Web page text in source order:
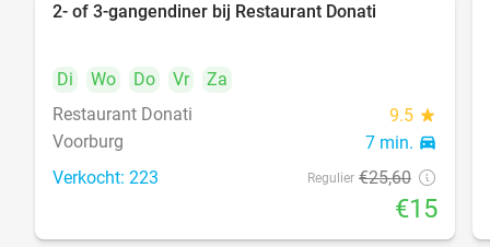
2- of 3-gangendiner bij Restaurant Donati
Di Wo Do Vr
Za
Restaurant Donati
9.5 star
Voorburg 7 min. directions_car
Verkocht: 223 Regulier €25,60
€15